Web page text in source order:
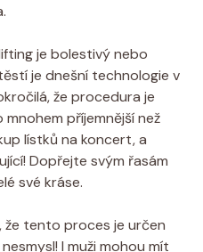
je bolestivý nebo
je dnešní technologie v
že procedura je
příjemnější než
lístků na koncert, a
Dopřejte svým řasám
své kráse.
že tento proces je určen
I muži mohou mít